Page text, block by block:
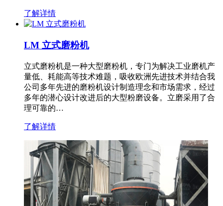
了解详情
LM 立式磨粉机
立式磨粉机是一种大型磨粉机，专门为解决工业磨机产
量低、耗能高等技术难题，吸收欧洲先进技术并结合我
公司多年先进的磨粉机设计制造理念和市场需求，经过
多年的潜心设计改进后的大型粉磨设备。立磨采用了合
理可靠的…
了解详情